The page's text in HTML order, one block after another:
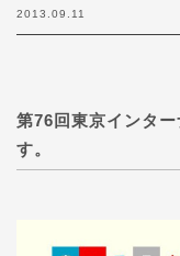
2013.09.11
第76回東京インタ
す。